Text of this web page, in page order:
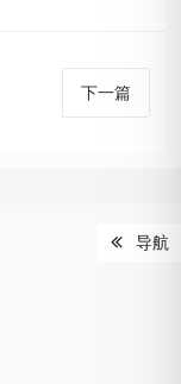
下一篇
导航